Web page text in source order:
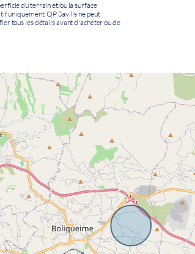
du terrain et/ou la surface
uniquement. QP Savills ne peut
tous les détails avant d'acheter ou de